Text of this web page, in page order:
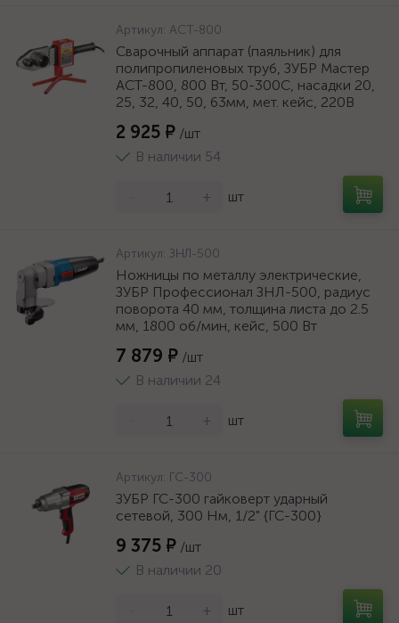
Артикул: АСТ-800
Сварочный аппарат (паяльник) для
полипропиленовых труб, ЗУБР Мастер
АСТ-800, 800 Вт, 50-300С, насадки 20,
25, 32, 40, 50, 63мм, мет. кейс, 220В
2 925 ₽ /шт
В наличии 54
+ шт
Артикул: ЗНЛ-500
Ножницы по металлу электрические,
ЗУБР Профессионал ЗНЛ-500, радиус
поворота 40 мм, толщина листа до 2.5
мм, 1800 об/мин, кейс, 500 Вт
7 879 ₽ /шт
В наличии 24
+ шт
Артикул: ГС-300
ЗУБР ГС-300 гайковерт ударный
сетевой, 300 Нм, 1/2" {ГС-300}
9 375 ₽ /шт
В наличии 20
+ шт